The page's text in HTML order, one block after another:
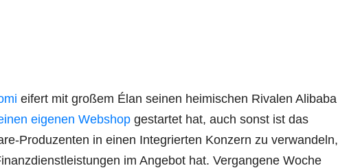
eifert mit gro­ßem Élan sei­nen hei­mi­schen Riva­len Ali­baba
eige­nen Web­shop gestar­tet hat, auch sonst ist das
Pro­du­zen­ten in einen Inte­grier­ten Kon­zern zu ver­wan­deln,
im Ange­bot hat. Ver­gan­ge­ne Woche